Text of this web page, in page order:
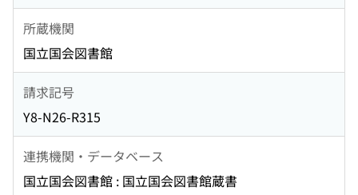
所蔵機関
国立国会図書館
請求記号
Y8-N26-R315
連携機関・データベース
国立国会図書館 : 国立国会図書館蔵書